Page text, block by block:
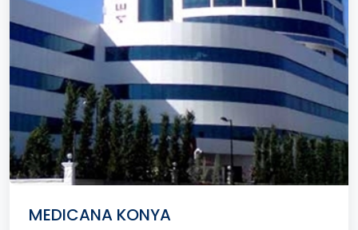
MEDICANA KONYA